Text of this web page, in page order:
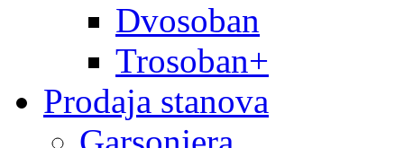
Dvosoban
Trosoban+
Prodaja stanova